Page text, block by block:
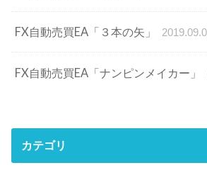
FX自動売買EA「３本の矢」
FX自動売買EA「ナンピンメイカー」
カテゴリ